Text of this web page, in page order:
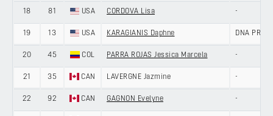
18 81 USA CORDOVA Lisa -
19 13 USA KARAGIANIS Daphne DNA PRO
20 45 COL PARRA ROJAS Jessica Marcela -
21 35 CAN LAVERGNE Jazmine -
22 92 CAN GAGNON Evelyne -